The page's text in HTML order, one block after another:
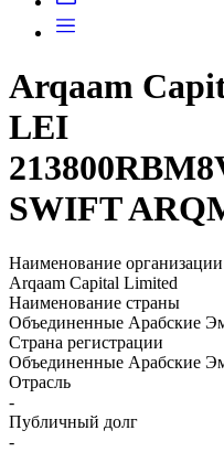
Arqaam
LEI
SWIFT
Наименование организации
Arqaam Capital Limited
Наименование страны
Объединенные Арабские
Страна регистрации
Объединенные Арабские
Отрасль
-
Публичный долг
-